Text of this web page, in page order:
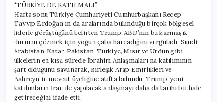
“TÜRKİYE DE KATILMALI”
Hafta sonu Türkiye Cumhuriyeti Cumhurbaşkanı Recep
Tayyip Erdoğan’ın da aralarında bulunduğu birçok bölgesel
liderle görüştüğünü belirten Trump, ABD’nin bu karmaşık
durumu çözmek için yoğun çaba harcadığını vurguladı. Suudi
Arabistan, Katar, Pakistan, Türkiye, Mısır ve Ürdün gibi
ülkelerin en kısa sürede İbrahim Anlaşmaları’na katılımının
şart olduğunu savunarak, Birleşik Arap Emirlikleri ve
Bahreyn’in mevcut üyeliğine atıfta bulundu. Trump, yeni
katılımların İran ile yapılacak anlaşmayı daha da tarihi bir hale
getireceğini ifade etti.